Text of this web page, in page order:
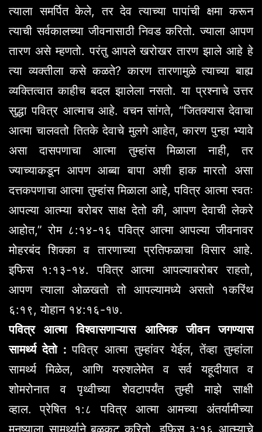
त्याला समर्पित केले, तर देव त्याच्या पापांची क्षमा करून
त्याची सर्वकालच्या जीवनासाठी निवड करितो. ज्याला आपण
तारण असे म्हणतो. परंतु आपले खरोखर तारण झाले आहे हे
त्या व्यक्तीला कसे कळते? कारण तारणामुळे त्याच्या बाह्य
व्यक्तित्वात काहीच बदल झालेला नसतो. या प्रश्नाचे उत्तर
सुद्धा पवित्र आत्माच आहे. वचन सांगते, “जितक्यास देवाचा
आत्मा चालवतो तितके देवाचे मुलगे आहेत, कारण पुन्हा भ्यावे
असा दासपणाचा आत्मा तुम्हांस मिळाला नाही, तर
ज्याच्याकडून आपण आब्बा बापा अशी हाक मारतो असा
दत्तकपणाचा आत्मा तुम्हांस मिळाला आहे, पवित्र आत्मा स्वतः
आपल्या आत्म्या बरोबर साक्ष देतो की, आपण देवाची लेकरे
आहोत,” रोम ८:१४-१६ पवित्र आत्मा आपल्या जीवनावर
मोहरबंद शिक्का व तारणाच्या प्रतिफळाचा विसार आहे.
इफिस १:१३-१४. पवित्र आत्मा आपल्याबरोबर राहतो,
आपण त्याला ओळखतो तो आपल्यामध्ये असतो १करिंथ
६:१९, योहान १४:१६-१७.
पवित्र आत्मा विश्वासणाऱ्यास आत्मिक जीवन जगण्यास
सामर्थ्य देतो :पवित्र आत्मा तुम्हांवर येईल, तेंव्हा तुम्हांला
सामर्थ्य मिळेल, आणि यरुशलेमेत व सर्व यहूदीयात व
शोमरोनात व पृथ्वीच्या शेवटापर्यंत तुम्ही माझे साक्षी
व्हाल.
प्रेषित १:८ पवित्र आत्मा आमच्या अंतर्यामीच्या
मनुष्याला सामर्थ्याने बळकट करितो. इफिस ३:१६ आत्म्याचे